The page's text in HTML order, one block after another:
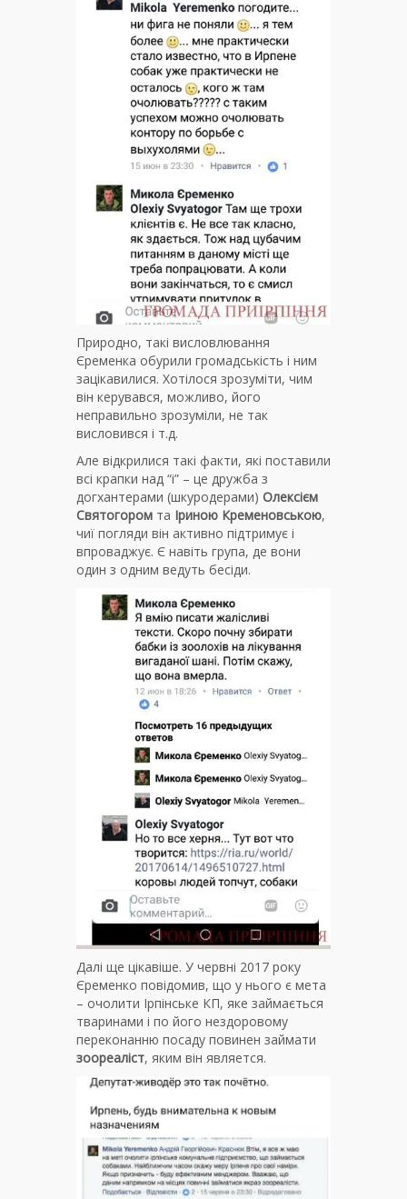
Природно, такі висловлювання
Єременка обурили громадськість і ним
зацікавилися. Хотілося зрозуміти, чим
він керувався, можливо, його
неправильно зрозуміли, не так
висловився і т.д.
Але відкрилися такі факти, які поставили
всі крапки над “і” – це дружба з
догхантерами (шкуродерами) Олексієм
Святогором та Іриною Кременовською,
чиї погляди він активно підтримує і
впроваджує. Є навіть група, де вони
один з одним ведуть бесіди.
Далі ще цікавіше. У червні 2017 року
Єременко повідомив, що у нього є мета
– очолити Ірпінське КП, яке займається
тваринами і по його нездоровому
переконанню посаду повинен займати
зоореаліст, яким він является.